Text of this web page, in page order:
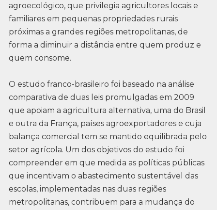
agroecológico, que privilegia agricultores locais e
familiares em pequenas propriedades rurais
próximas a grandes regiões metropolitanas, de
forma a diminuir a distância entre quem produz e
quem consome.
O estudo franco-brasileiro foi baseado na análise
comparativa de duas leis promulgadas em 2009
que apoiam a agricultura alternativa, uma do Brasil
e outra da França, países agroexportadores e cuja
balança comercial tem se mantido equilibrada pelo
setor agrícola. Um dos objetivos do estudo foi
compreender em que medida as políticas públicas
que incentivam o abastecimento sustentável das
escolas, implementadas nas duas regiões
metropolitanas, contribuem para a mudança do